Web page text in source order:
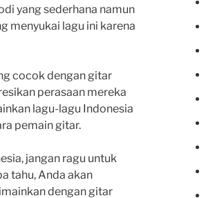
yang sederhana namun
menyukai lagu ini karena
cocok dengan gitar
perasaan mereka
lagu-lagu Indonesia
pemain gitar.
jangan ragu untuk
tahu, Anda akan
dengan gitar